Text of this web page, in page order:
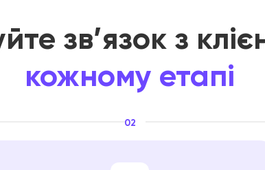
зв’язок з
кожному етапі
02